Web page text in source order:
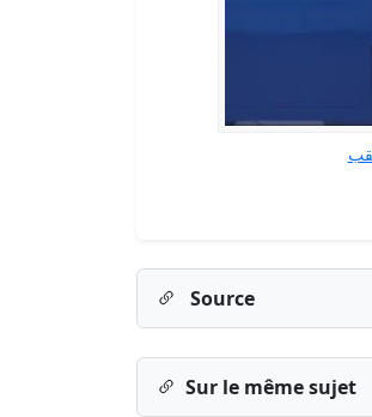
Source
Sur le même sujet